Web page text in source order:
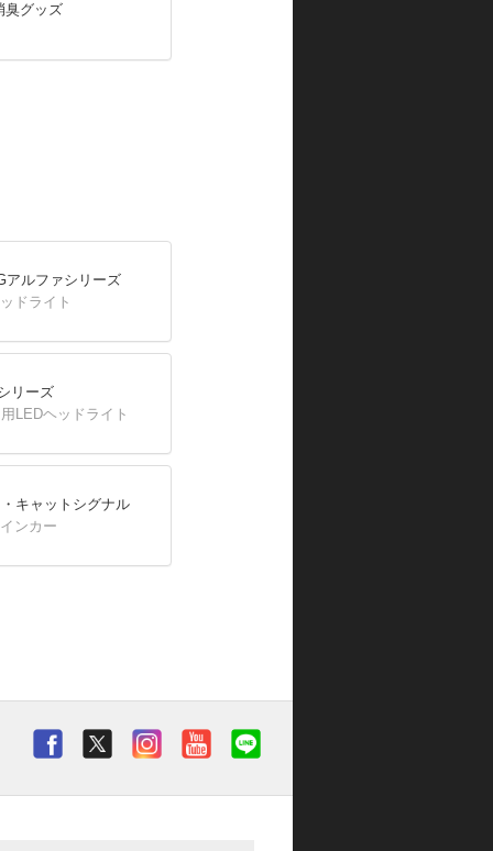
臭グッズ
アルファシリーズ
ドライト
リーズ
LEDヘッドライト
キャットシグナル
ンカー